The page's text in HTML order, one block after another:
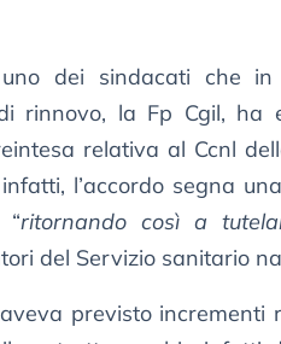
dei sindacati che
rinnovo, la Fp Cgil, ha
relativa al Ccnl
l’accordo segna
“ritornando così a
del Servizio sanitario
previsto incrementi